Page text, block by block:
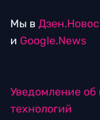
Мы в
и Google.News
Уведомление об
технологий